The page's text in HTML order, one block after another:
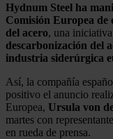
Hydnum Steel ha
Comisión Europea de
del acero, una
descarbonización del
industria siderúrgica
Así, la compañía
positivo el anuncio
Europea, Ursula von
martes con
en rueda de prensa.